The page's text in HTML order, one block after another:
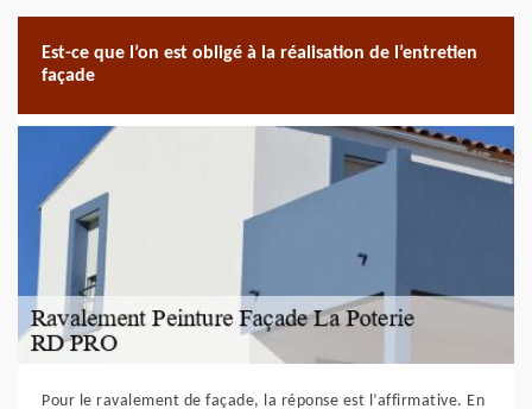
Est-ce que l’on est obligé à la réalisation de l’entretien
façade
Pour le ravalement de façade, la réponse est l’affirmative. En